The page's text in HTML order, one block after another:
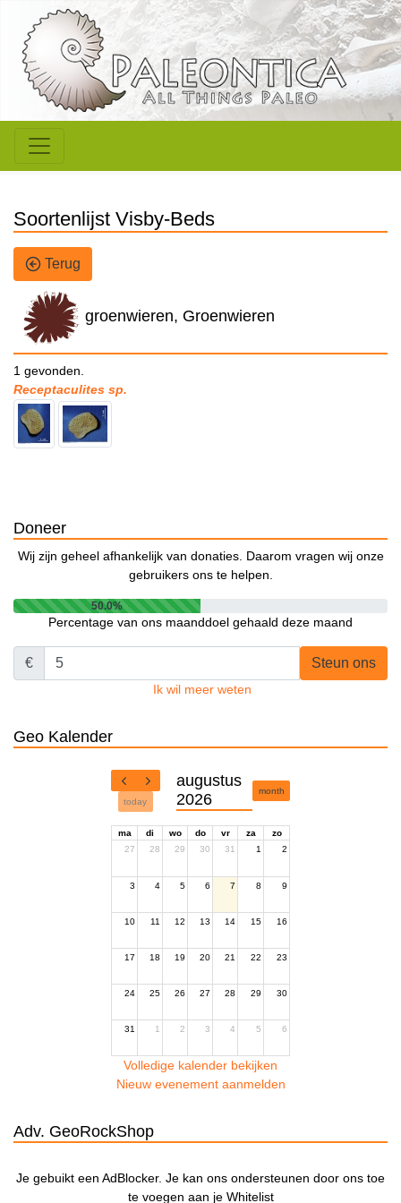
Soortenlijst Visby-Beds
Terug
groenwieren, Groenwieren
1 gevonden.
Receptaculites sp.
Doneer
Wij zijn geheel afhankelijk van donaties. Daarom vragen wij onze
gebruikers ons te helpen.
50.0%
Percentage van ons maanddoel gehaald deze maand
€ Steun ons
Ik wil meer weten
Geo Kalender
today
augustus
2026
month
ma di wo do vr za
zo
27
28 29 30 31 1 2
3 4 5 6 7 8 9
10 11 12 13 14 15 16
17 18 19 20 21 22 23
24 25 26 27 28 29 30
31 1 2 3 4 5 6
Volledige kalender bekijken
Nieuw evenement aanmelden
Adv. GeoRockShop
Je gebuikt een AdBlocker. Je kan ons ondersteunen door ons toe
te voegen aan je Whitelist